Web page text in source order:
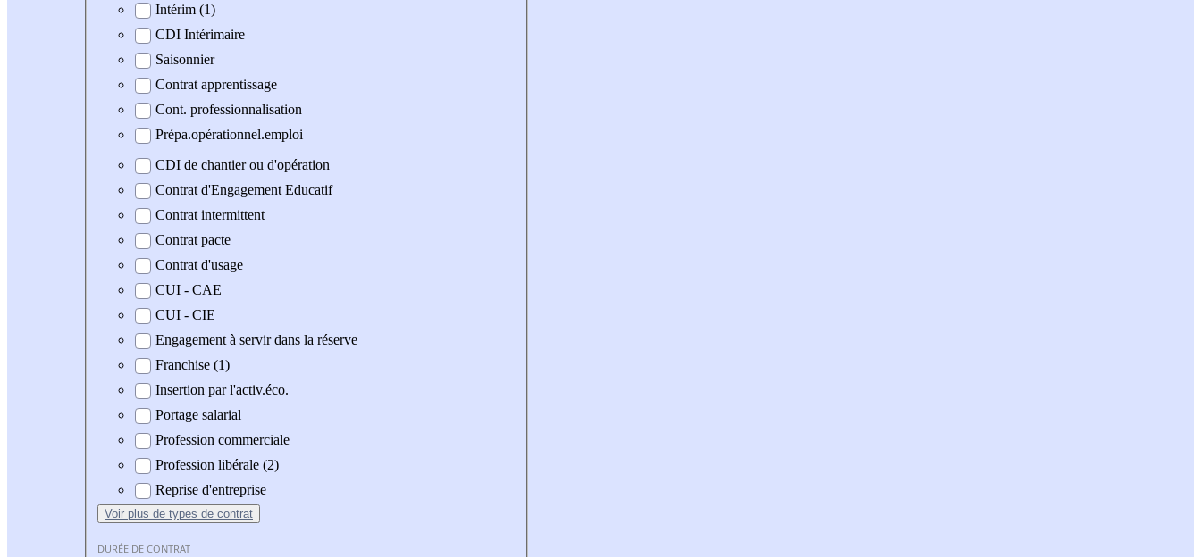
Intérim (1)
CDI Intérimaire
Saisonnier
Contrat apprentissage
Cont. professionnalisation
Prépa.opérationnel.emploi
CDI de chantier ou d'opération
Contrat d'Engagement Educatif
Contrat intermittent
Contrat pacte
Contrat d'usage
CUI - CAE
CUI - CIE
Engagement à servir dans la réserve
Franchise (1)
Insertion par l'activ.éco.
Portage salarial
Profession commerciale
Profession libérale (2)
Reprise d'entreprise
Voir plus de types de contrat
DURÉE DE CONTRAT